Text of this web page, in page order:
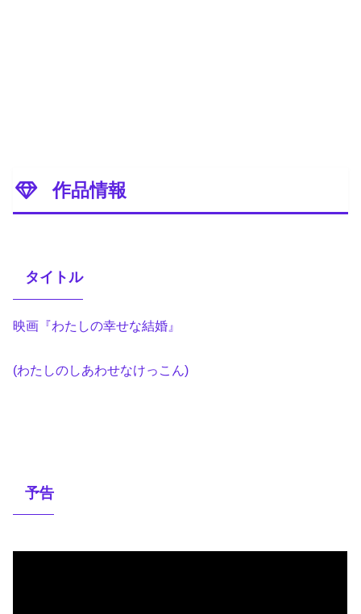
作品情報
タイトル
映画『わたしの幸せな結婚』
(わたしのしあわせなけっこん)
予告